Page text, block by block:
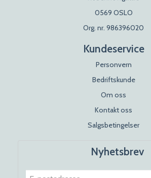
0569 OSLO
Org. nr. 986396020
Kundeservice
Personvern
Bedriftskunde
Om oss
Kontakt oss
Salgsbetingelser
Nyhetsbrev